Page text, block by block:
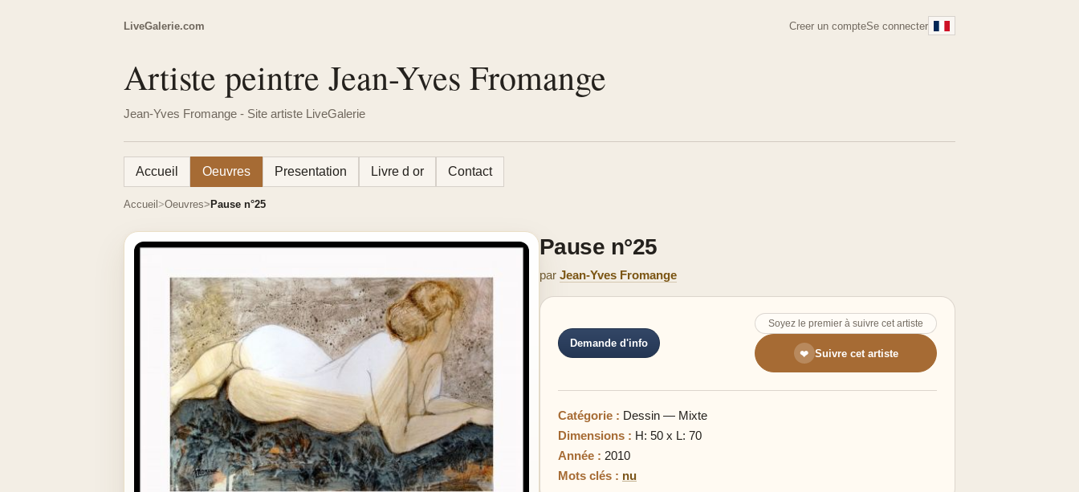
LiveGalerie.com Creer un compteSe connecter
Artiste peintre Jean-Yves Fromange
Jean-Yves Fromange - Site artiste LiveGalerie
Accueil Oeuvres Presentation Livre d or Contact
Accueil Oeuvres Pause n°25
Pause n°25
par Jean-Yves Fromange
Demande d'info
Soyez le premier à suivre cet artiste
❤ Suivre cet artiste
Catégorie : Dessin — Mixte
Dimensions : H: 50 x L: 70
Année : 2010
Mots clés : nu